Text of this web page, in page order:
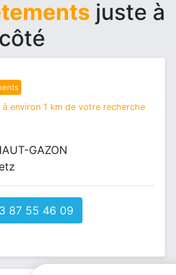
juste à
côté
environ 1 km de votre recherche
GAZON
87 55 46 09